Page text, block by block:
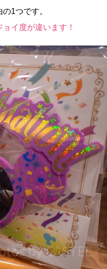
1つです。
イ度が違います！